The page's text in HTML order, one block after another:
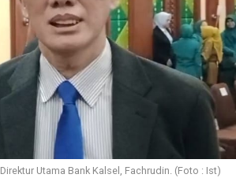
Direktur Utama Bank Kalsel, Fachrudin. (Foto : Ist)